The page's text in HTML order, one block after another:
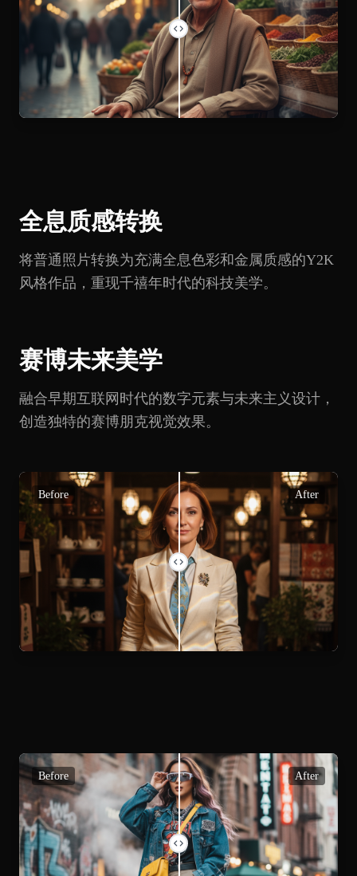
全息质感转换
将普通照片转换为充满全息色彩和金属质感的Y2K
风格作品，重现千禧年时代的科技美学。
赛博未来美学
融合早期互联网时代的数字元素与未来主义设计，
创造独特的赛博朋克视觉效果。
Before After
Before After